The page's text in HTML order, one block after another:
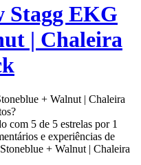
Stagg EKG
| Chaleira
+ Walnut | Chaleira
com 5 de 5 estrelas por 1
e experiências de
+ Walnut | Chaleira